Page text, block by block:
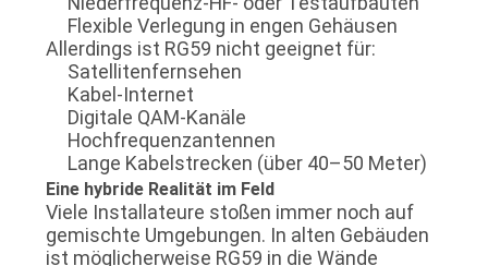
Flexible Verlegung in engen Gehäusen
Allerdings ist RG59 nicht geeignet für:
Satellitenfernsehen
Kabel-Internet
Digitale QAM-Kanäle
Hochfrequenzantennen
Lange Kabelstrecken (über 40–50 Meter)
Eine hybride Realität im Feld
Viele Installateure stoßen immer noch auf
gemischte Umgebungen. In alten Gebäuden
ist möglicherweise RG59 in die Wände